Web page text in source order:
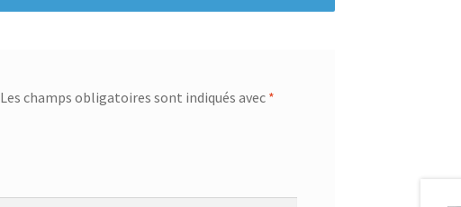
Les champs obligatoires sont indiqués avec *